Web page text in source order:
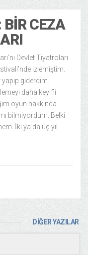
CEZA
Devlet Tiyatroları
izlemiştim.
giderdim.
daha keyifli
oyun hakkında
bilmiyordum. Belki
İki ya da üç yıl
DİĞER YAZILAR